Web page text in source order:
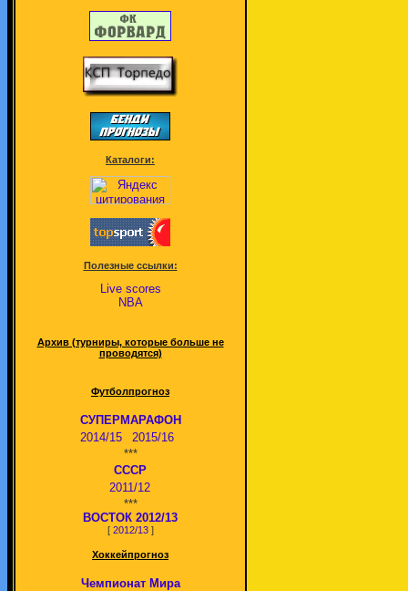
Каталоги:
Полезные ссылки:
Live scores
NBA
Архив (турниры, которые больше не
проводятся)
Футболпрогноз
СУПЕРМАРАФОН
2014/15
2015/16
***
СССР
2011/12
***
ВОСТОК 2012/13
[ 2012/13]
Хоккейпрогноз
Чемпионат Мира